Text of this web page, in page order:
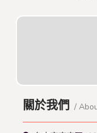
關於我們 /